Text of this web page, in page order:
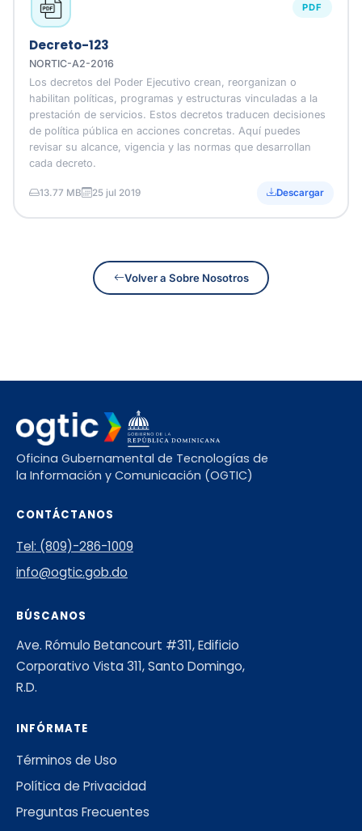
PDF
Decreto-123
NORTIC-A2-2016
Los decretos del Poder Ejecutivo crean, reorganizan o
habilitan políticas, programas y estructuras vinculadas a la
prestación de servicios. Estos decretos traducen decisiones
de política pública en acciones concretas. Aquí puedes
revisar su alcance, vigencia y las normas que desarrollan
cada decreto.
13.77 MB 25 jul 2019 Descargar
Volver a Sobre Nosotros
Oficina Gubernamental de Tecnologías de
la Información y Comunicación (OGTIC)
CONTÁCTANOS
Tel: (809)-286-1009
info@ogtic.gob.do
BÚSCANOS
Ave. Rómulo Betancourt #311, Edificio
Corporativo Vista 311, Santo Domingo,
R.D.
INFÓRMATE
Términos de Uso
Política de Privacidad
Preguntas Frecuentes